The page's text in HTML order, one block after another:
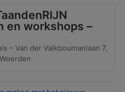
en workshops –
– Van der Valkboumanlaan 7,
Woerden